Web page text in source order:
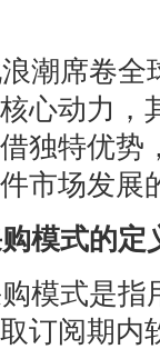
潮席卷全
心动力，
独特优势
市场发展
模式的定
模式是指
订阅期内